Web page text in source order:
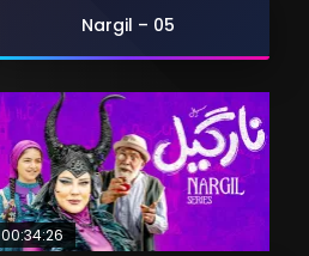
Nargil – 05
00:34:26